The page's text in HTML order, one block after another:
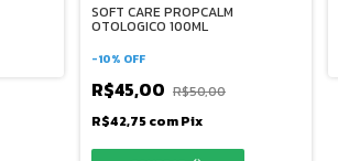
SOFT CARE PROPCALM
OTOLOGICO 100ML
-10% OFF
R$45,00 R$50,00
R$42,75comPix